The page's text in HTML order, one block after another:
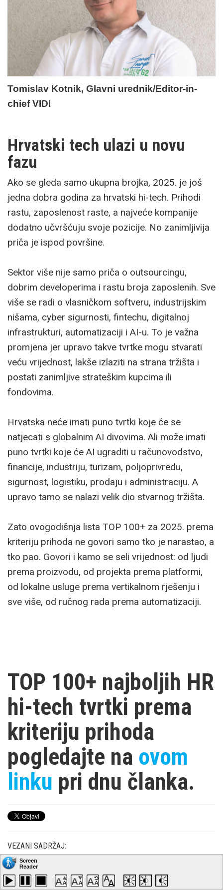
Tomislav Kotnik, Glavni urednik/Editor-in-
chief VIDI
Hrvatski tech ulazi u novu
fazu
Ako se gleda samo ukupna brojka, 2025. je još
jedna dobra godina za hrvatski hi-tech. Prihodi
rastu, zaposlenost raste, a najveće kompanije
dodatno učvršćuju svoje pozicije. No zanimljivija
priča je ispod površine.
Sektor više nije samo priča o outsourcingu,
dobrim developerima i rastu broja zaposlenih. Sve
više se radi o vlasničkom softveru, industrijskim
nišama, cyber sigurnosti, fintechu, digitalnoj
infrastrukturi, automatizaciji i AI-u. To je važna
promjena jer upravo takve tvrtke mogu stvarati
veću vrijednost, lakše izlaziti na strana tržišta i
postati zanimljive strateškim kupcima ili
fondovima.
Hrvatska neće imati puno tvrtki koje će se
natjecati s globalnim AI divovima. Ali može imati
puno tvrtki koje će AI ugraditi u računovodstvo,
financije, industriju, turizam, poljoprivredu,
sigurnost, logistiku, prodaju i administraciju. A
upravo tamo se nalazi velik dio stvarnog tržišta.
Zato ovogodišnja lista TOP 100+ za 2025. prema
kriteriju prihoda ne govori samo tko je narastao, a
tko pao. Govori i kamo se seli vrijednost: od ljudi
prema proizvodu, od projekta prema platformi,
od lokalne usluge prema vertikalnom rješenju i
sve više, od ručnog rada prema automatizaciji.
TOP 100+ najboljih HR
hi-tech tvrtki prema
kriteriju prihoda
pogledajte na ovom
linku pri dnu članka.
VEZANI SADRŽAJ:
praksi u 2026.